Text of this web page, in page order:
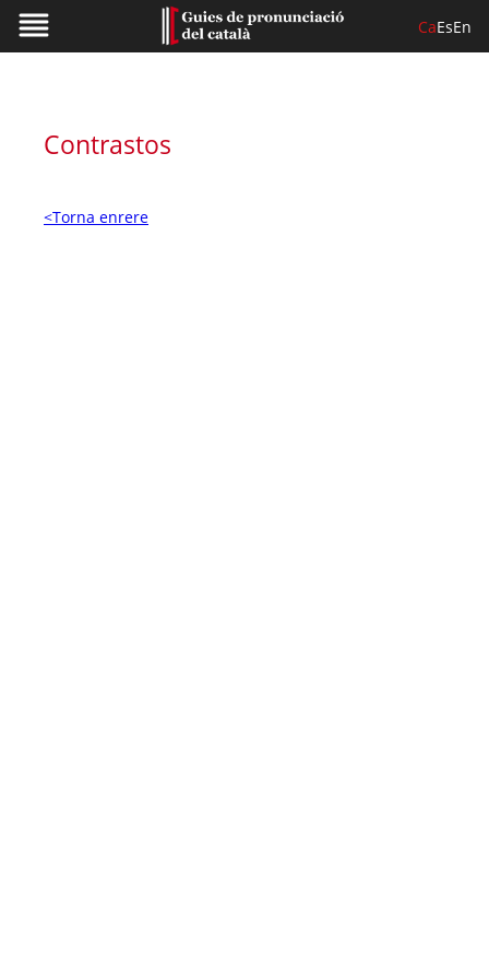
CaEsEn
Contrastos
<Torna enrere